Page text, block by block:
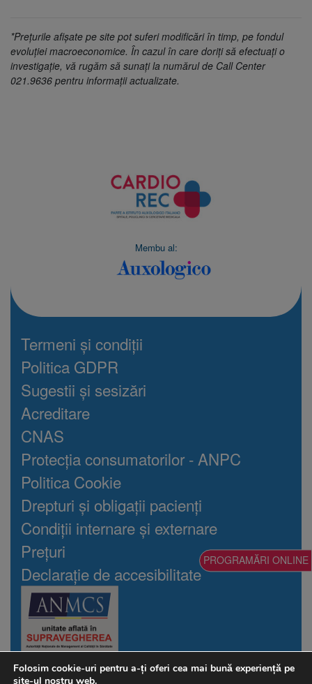
*Prețurile afișate pe site pot suferi modificări în timp, pe fondul
evoluției macroeconomice. În cazul în care doriți să efectuați o
investigație, vă rugăm să sunați la numărul de Call Center
021.9636 pentru informații actualizate.
Membu al:
Termeni și condiții
Politica GDPR
Sugestii și sesizări
Acreditare
CNAS
Protecția consumatorilor - ANPC
Politica Cookie
Drepturi și obligații pacienți
Condiții internare și externare
Prețuri
Declarație de accesibilitate
©2026 Auxologico Cardiorec
Folosim cookie-uri pentru a-ți oferi cea mai bună experiență pe
site-ul nostru web.
PROGRAMĂRI ONLINE